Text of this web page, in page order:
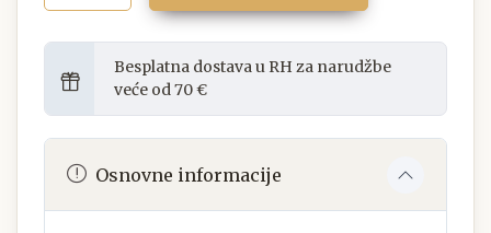
Besplatna dostava u RH za narudžbe
veće od 70 €
Osnovne informacije